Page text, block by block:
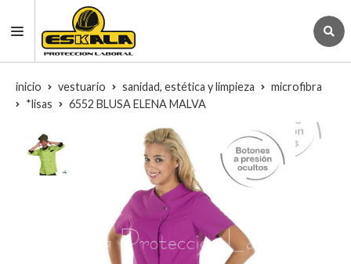
inicio vestuario sanidad, estética y limpieza
microfibra
*lisas
6552 BLUSA ELENA MALVA